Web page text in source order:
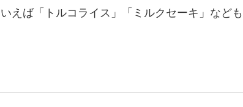
えば「トルコライス」「ミルクセーキ」なども